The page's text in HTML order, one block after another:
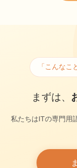
「こんなこ
まずは、
私たちはITの専門用